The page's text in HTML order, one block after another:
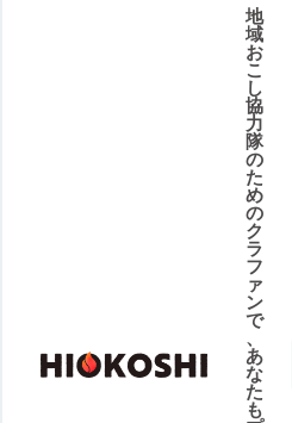
地
域
お
こ
し
協
力
隊
の
た
め
の
ク
ラ
フ
ァ
ン
で
、
あ
な
た
も